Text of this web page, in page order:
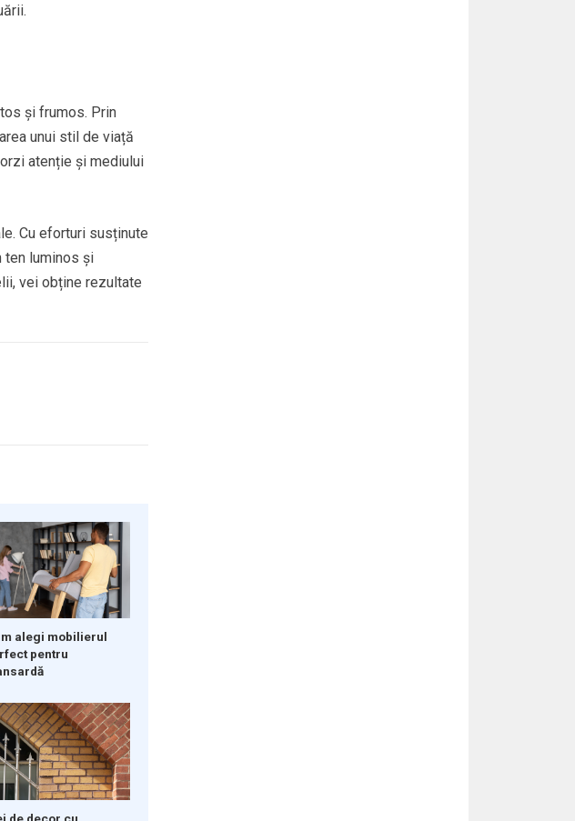
și frumos. Prin
unui stil de viață
atenție și mediului
Cu eforturi susținute
ten luminos și
vei obține rezultate
alegi mobilierul
pentru
de decor cu